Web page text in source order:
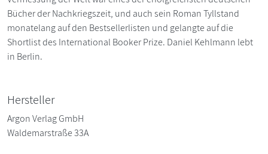
Bücher der Nachkriegszeit, und auch sein Roman Tyllstand
monatelang auf den Bestsellerlisten und gelangte auf die
Shortlist des International Booker Prize. Daniel Kehlmann lebt
in Berlin.
Hersteller
Argon Verlag GmbH
Waldemarstraße 33A